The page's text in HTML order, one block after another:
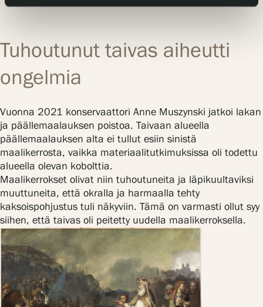
Tuhoutunut taivas aiheutti
ongelmia
Vuonna 2021 konservaattori Anne Muszynski jatkoi lakan
ja päällemaalauksen poistoa. Taivaan alueella
päällemaalauksen alta ei tullut esiin sinistä
maalikerrosta, vaikka materiaalitutkimuksissa oli todettu
alueella olevan kobolttia.
Maalikerrokset olivat niin tuhoutuneita ja läpikuultaviksi
muuttuneita, että okralla ja harmaalla tehty
kaksoispohjustus tuli näkyviin. Tämä on varmasti ollut syy
siihen, että taivas oli peitetty uudella maalikerroksella.